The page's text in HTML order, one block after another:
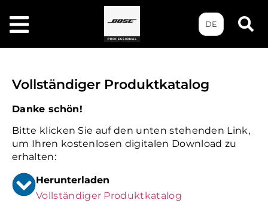
DE
Vollständiger Produktkatalog
Danke schön!
Bitte klicken Sie auf den unten stehenden Link,
um Ihren kostenlosen digitalen Download zu
erhalten:
Herunterladen
Vollständiger Produktkatalog